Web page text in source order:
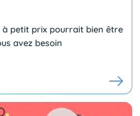
à petit prix pourrait bien être
avez besoin